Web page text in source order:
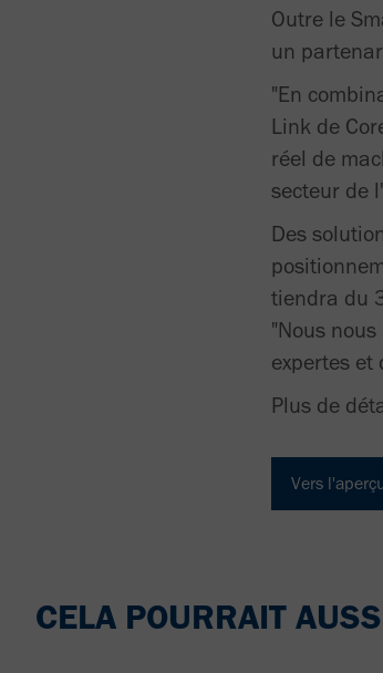
Outre le
un
"En
Link de
réel de
secteur de
Des
tiendra du
"Nous
expertes et
Plus de
Vers
CELA POURRAIT